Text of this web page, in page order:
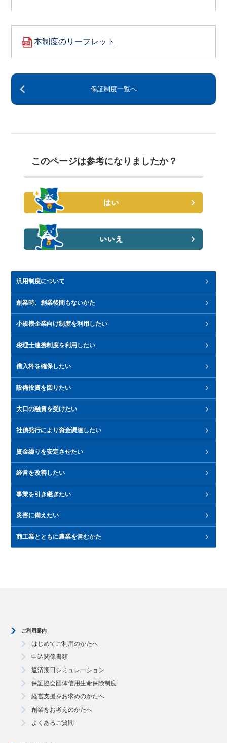
本制度のリーフレット
保証制度一覧へ
このページは参考になりましたか？
汎用制度について
創業時、創業後間もないかた
創業者カードローン当座貸越根保証
愛知県経済環境適応資金「創業等支援資金（経営者保証免除）」
愛知県経済環境適応資金「創業等支援資金（再挑戦）」
小規模企業向け制度を利用したい
愛知県小規模企業等振興資金「通常資金」
税理士連携制度を利用したい
認定支援税理士連携推進保証「Ｔ連携」
税理士連携中小企業者支援保証
借入枠を確保したい
事業者カードローン当座貸越根保証
流動資産担保融資保証
設備投資を図りたい
ものづくり新エネ応援保証
大口の融資を受けたい
推進保証
協調推進保証（同時実行型「コラボあいち」／ストック型「リレーシ
社債発行により資金調達したい
資金繰りを安定させたい
愛知県経済環境適応資金「サポート資金（セーフティネット）」
愛知県経済環境適応資金「災害対応資金」
協調支援型特別保証制度
モニタリング強化型特別保証制度
愛知県経済環境適応資金「パワーアップ資金（補助金つなぎ）」
経営を改善したい
愛知県経済環境適応資金「サポート資金（経営改善借換）」
愛知県経済環境適応資金「サポート資金（条件変更改善）」
事業再生計画実施関連保証 経営改善・再生支援強化型
事業を引き継ぎたい
経営承継借換関連保証
事業承継サポート保証
経営承継関連保証
特定経営承継関連保証
経営承継準備関連保証
特定経営承継準備関連保証
災害に備えたい
愛知県経済環境適応資金 「パワーアップ資金（防災）」
商工業とともに農業を営むかた
ご利用案内
はじめてご利用のかたへ
申込関係書類
返済期日シミュレーション
保証協会団体信用生命保険制度
経営支援をお求めのかたへ
創業をお考えのかたへ
よくあるご質問